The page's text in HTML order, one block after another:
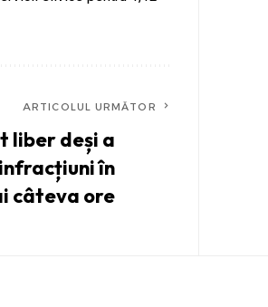
ARTICOLUL URMĂTOR
liber deși a
în
câteva ore